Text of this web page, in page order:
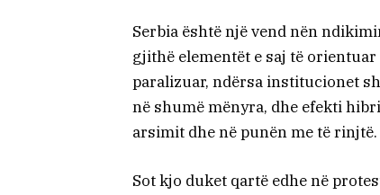
Serbia është një vend nën
gjithë elementët e saj të
paralizuar, ndërsa institucionet
në shumë mënyra, dhe efekti
arsimit dhe në punën me të rinjtë.
Sot kjo duket qartë edhe në